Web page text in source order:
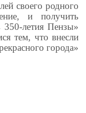
своего родного
и получить
летия Пензы»
тем, что внесли
города»